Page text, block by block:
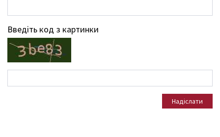
Введіть код з картинки
Надіслати